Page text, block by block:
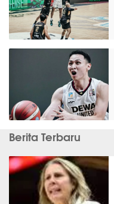
Berita Terbaru